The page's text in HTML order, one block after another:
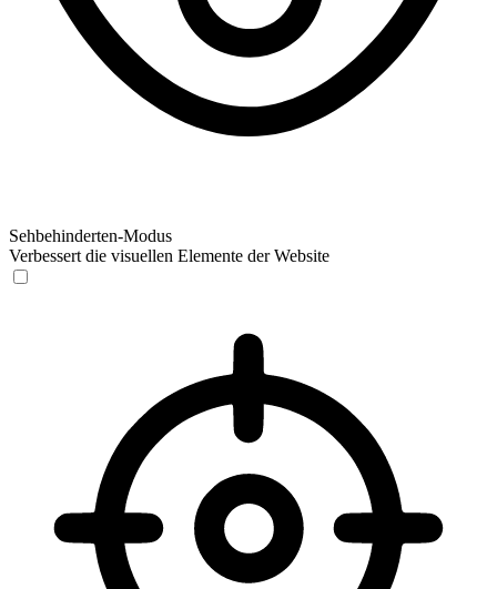
Sehbehinderten-Modus
Verbessert die visuellen Elemente der Website